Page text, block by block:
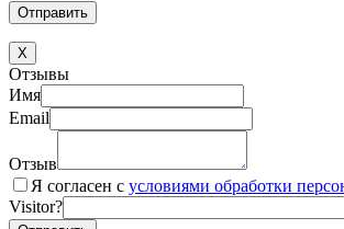
X
Отзывы
Имя
Email
Отзыв
Я согласен с условиями обработки
Visitor?